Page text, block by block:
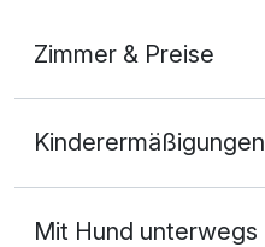
Zimmer & Preise
2 Erwachsene und 1 Kind
Kinderermäßigungen
Mit Hund unterwegs